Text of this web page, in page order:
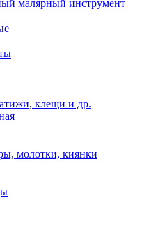
малярный инструмент
клещи и др.
молотки, киянки